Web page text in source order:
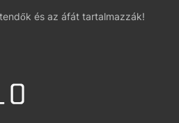
és az áfát tartalmazzák!